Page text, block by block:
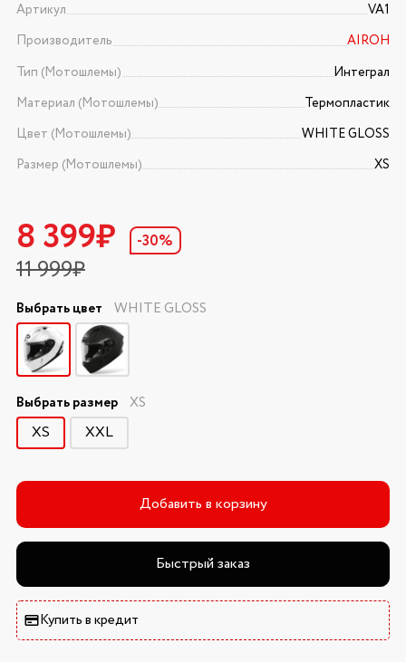
Артикул
VA1
Производитель
AIROH
Тип (Мотошлемы)
Интеграл
Материал (Мотошлемы)
Термопластик
Цвет (Мотошлемы)
WHITE GLOSS
Размер (Мотошлемы)
XS
8 399₽
11 999₽
-30%
Выбрать цвет WHITE GLOSS
Выбрать размер XS
XS XXL
Добавить в корзину
Быстрый заказ
Купить в кредит